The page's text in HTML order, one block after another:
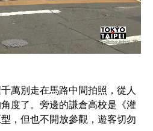
萬別走在馬路中間拍照，從人
度了。旁邊的謙倉高校是《灌
，但也不開放參觀，遊客切勿